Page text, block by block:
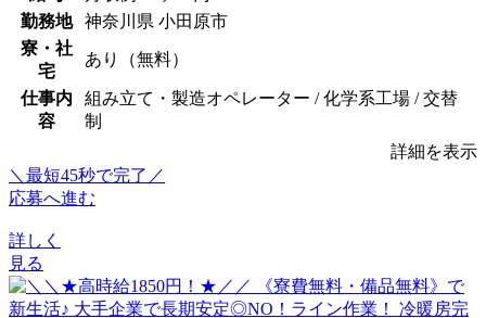
勤務地
神奈川県 小田原市
寮・社
宅
あり（無料）
仕事内
容
組み立て・製造オペレーター / 化学系工場 / 交替
制
詳細を表示
＼最短45秒で完了／
応募へ進む
詳しく
見る